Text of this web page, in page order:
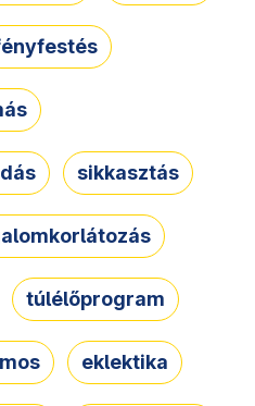
sikkasztás
túlélőprogram
eklektika